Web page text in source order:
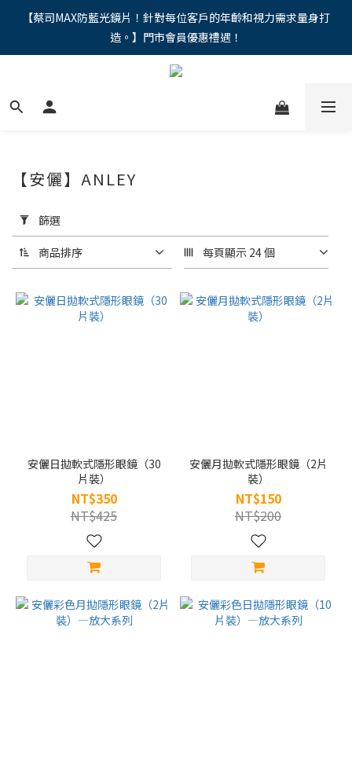
"馬年新章續寫，視界品味進階，限時禮遇 9 折無上限，12期分期
免手續費。。
【蔡司MAX防藍光鏡片！針對每位客戶的年齡和視力需求量身打
造。】門市會員優惠禮遇！
"馬年新章續寫，視界品味進階，限時禮遇 9 折無上限，12期分期
用
篩
選
(0/20)
價格
【安儷】ANLEY
篩選
商品排序 每頁顯示 24 個
安儷日拋軟式隱形眼鏡（30
片裝）
NT$350
NT$425
安儷月拋軟式隱形眼鏡（2片
裝）
NT$150
NT$200